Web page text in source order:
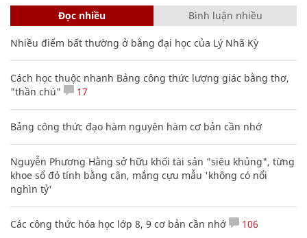
Đọc nhiều Bình luận nhiều
Nhiều điểm bất thường ở bằng đại học của Lý Nhã Kỳ
Cách học thuộc nhanh Bảng công thức lượng giác bằng thơ,
"thần chú"
17
Bảng công thức đạo hàm nguyên hàm cơ bản cần nhớ
Nguyễn Phương Hằng sở hữu khối tài sản "siêu khủng", từng
khoe sổ đỏ tính bằng cân, mắng cựu mẫu 'không có nổi
nghìn tỷ'
Các công thức hóa học lớp 8, 9 cơ bản cần nhớ 106